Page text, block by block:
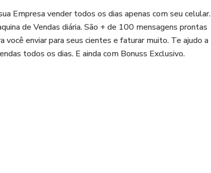
Empresa vender todos os dias apenas com seu celular.
de Vendas diária. São + de 100 mensagens prontas
você enviar para seus cientes e faturar muito. Te ajudo a
todos os dias. E ainda com Bonuss Exclusivo.